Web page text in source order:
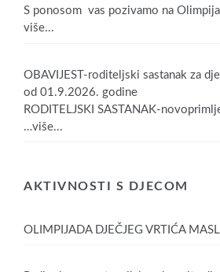
S ponosom vas pozivamo na
više...
OBAVIJEST-roditeljski sastanak za
od 01.9.2026. godine
RODITELJSKI SASTANAK-
…više...
AKTIVNOSTI S DJECOM
OLIMPIJADA DJEČJEG VRTIĆA